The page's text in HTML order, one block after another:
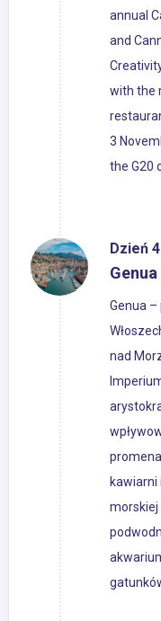
annual
and
with the
3
the G20
Dzień
Genua
nad
kawiarni
morskiej